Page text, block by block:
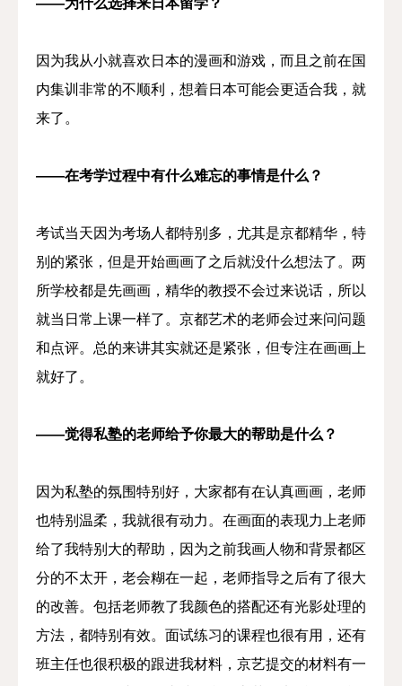
——为什么选择来日本留学？
因为我从小就喜欢日本的漫画和游戏，而且之前在国
内集训非常的不顺利，想着日本可能会更适合我，就
来了。
——在考学过程中有什么难忘的事情是什么？
考试当天因为考场人都特别多，尤其是京都精华，特
别的紧张，但是开始画画了之后就没什么想法了。两
所学校都是先画画，精华的教授不会过来说话，所以
就当日常上课一样了。京都艺术的老师会过来问问题
和点评。总的来讲其实就还是紧张，但专注在画画上
就好了。
——觉得私塾的老师给予你最大的帮助是什么？
因为私塾的氛围特别好，大家都有在认真画画，老师
也特别温柔，我就很有动力。在画面的表现力上老师
给了我特别大的帮助，因为之前我画人物和背景都区
分的不太开，老会糊在一起，老师指导之后有了很大
的改善。包括老师教了我颜色的搭配还有光影处理的
方法，都特别有效。面试练习的课程也很有用，还有
班主任也很积极的跟进我材料，京艺提交的材料有一